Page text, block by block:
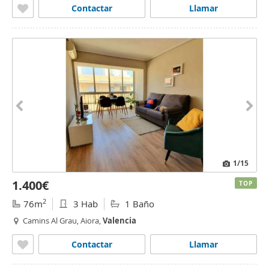
Llamar
Contactar
1/15
1.400€
76m2 3 Hab 1 Baño
Camins Al Grau, Aiora,Valencia
Llamar
Contactar
TOP